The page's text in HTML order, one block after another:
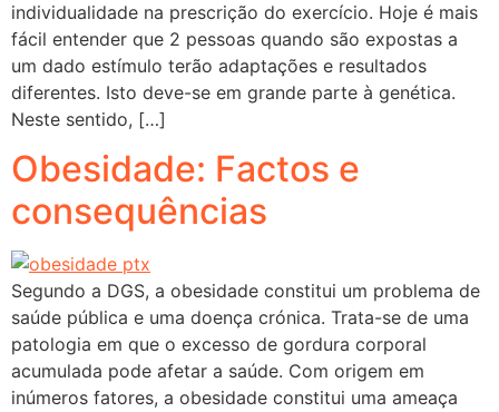
individualidade na prescrição do exercício. Hoje é mais
fácil entender que 2 pessoas quando são expostas a
um dado estímulo terão adaptações e resultados
diferentes. Isto deve-se em grande parte à genética.
Neste sentido, […]
Obesidade: Factos e
consequências
Segundo a DGS, a obesidade constitui um problema de
saúde pública e uma doença crónica. Trata-se de uma
patologia em que o excesso de gordura corporal
acumulada pode afetar a saúde. Com origem em
inúmeros fatores, a obesidade constitui uma ameaça